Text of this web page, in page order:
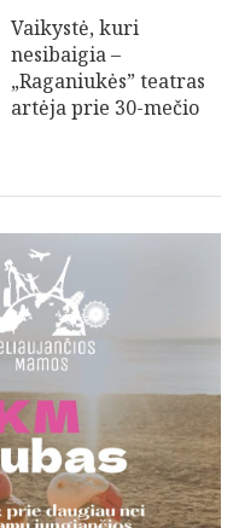
Vaikystė, kuri
nesibaigia –
„Raganiukės” teatras
artėja prie 30-mečio